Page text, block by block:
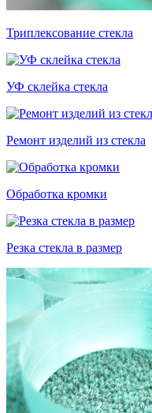
Триплексование стекла
УФ склейка стекла
Ремонт изделий из стекла
Обработка кромки
Резка стекла в размер